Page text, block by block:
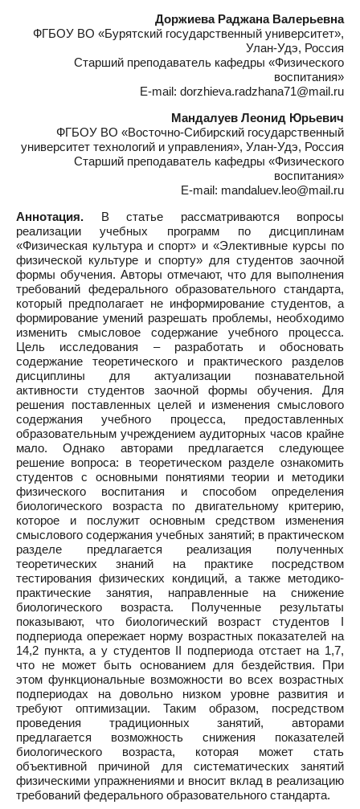
Доржиева Раджана Валерьевна
ФГБОУ ВО «Бурятский государственный университет»,
Улан-Удэ, Россия
Старший преподаватель кафедры «Физического
воспитания»
E-mail: dorzhieva.radzhana71@mail.ru
Мандалуев Леонид Юрьевич
ФГБОУ ВО «Восточно-Сибирский государственный
университет технологий и управления», Улан-Удэ, Россия
Старший преподаватель кафедры «Физического
воспитания»
E-mail: mandaluev.leo@mail.ru
Аннотация. В статье рассматриваются вопросы
реализации учебных программ по дисциплинам
«Физическая культура и спорт» и «Элективные курсы по
физической культуре и спорту» для студентов заочной
формы обучения. Авторы отмечают, что для выполнения
требований федерального образовательного стандарта,
который предполагает не информирование студентов, а
формирование умений разрешать проблемы, необходимо
изменить смысловое содержание учебного процесса.
Цель исследования – разработать и обосновать
содержание теоретического и практического разделов
дисциплины для актуализации познавательной
активности студентов заочной формы обучения. Для
решения поставленных целей и изменения смыслового
содержания учебного процесса, предоставленных
образовательным учреждением аудиторных часов крайне
мало. Однако авторами предлагается следующее
решение вопроса: в теоретическом разделе ознакомить
студентов с основными понятиями теории и методики
физического воспитания и способом определения
биологического возраста по двигательному критерию,
которое и послужит основным средством изменения
смыслового содержания учебных занятий; в практическом
разделе предлагается реализация полученных
теоретических знаний на практике посредством
тестирования физических кондиций, а также методико-
практические занятия, направленные на снижение
биологического возраста. Полученные результаты
показывают, что биологический возраст студентов I
подпериода опережает норму возрастных показателей на
14,2 пункта, а у студентов II подпериода отстает на 1,7,
что не может быть основанием для бездействия. При
этом функциональные возможности во всех возрастных
подпериодах на довольно низком уровне развития и
требуют оптимизации. Таким образом, посредством
проведения традиционных занятий, авторами
предлагается возможность снижения показателей
биологического возраста, которая может стать
объективной причиной для систематических занятий
физическими упражнениями и вносит вклад в реализацию
требований федерального образовательного стандарта.